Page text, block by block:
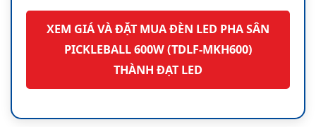
XEM GIÁ VÀ ĐẶT MUA ĐÈN LED PHA SÂN
PICKLEBALL 600W (TDLF-MKH600)
THÀNH ĐẠT LED